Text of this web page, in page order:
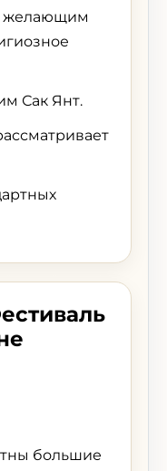
желающим
Сак Янт.
большие